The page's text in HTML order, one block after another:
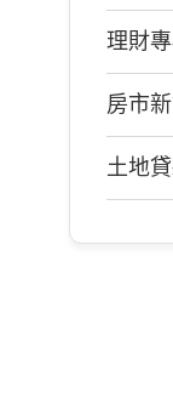
理財
房市
土地